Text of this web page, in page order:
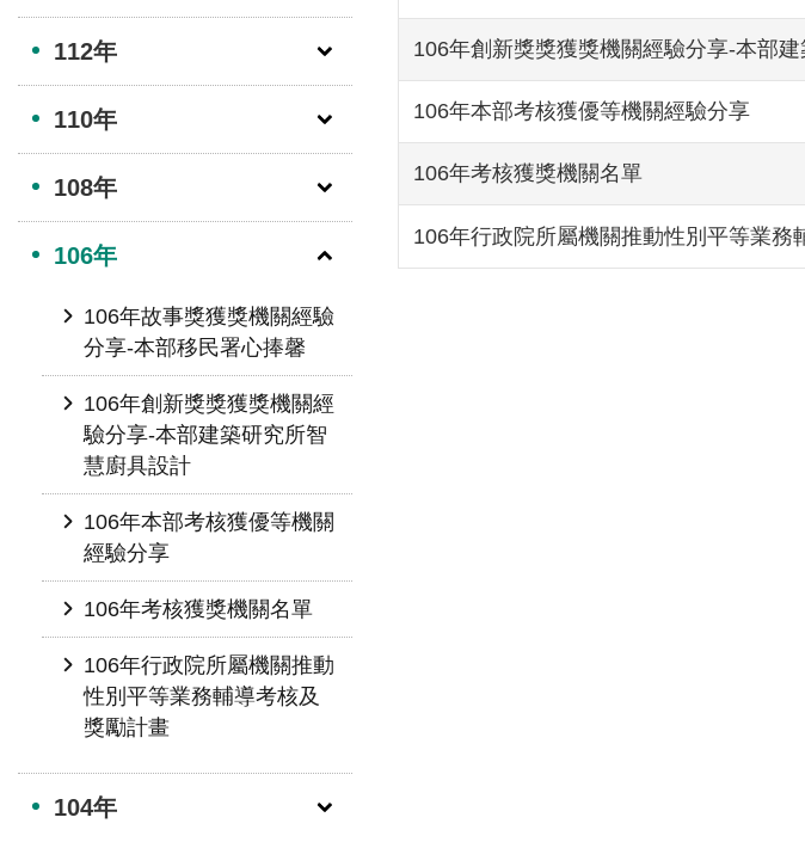
112年
110年
108年
106年
106年故事獎獲獎機關經驗
分享-本部移民署心捧馨
106年創新獎獎獲獎機關經
驗分享-本部建築研究所智
慧廚具設計
106年本部考核獲優等機關
經驗分享
106年考核獲獎機關名單
106年行政院所屬機關推動
性別平等業務輔導考核及
獎勵計畫
104年
106年創新獎獎獲獎機關經驗分享-本部
106年本部考核獲優等機關經驗分享
106年考核獲獎機關名單
106年行政院所屬機關推動性別平等業務